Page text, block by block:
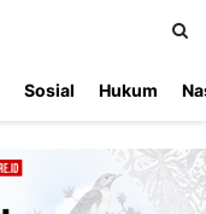
Sosial Hukum